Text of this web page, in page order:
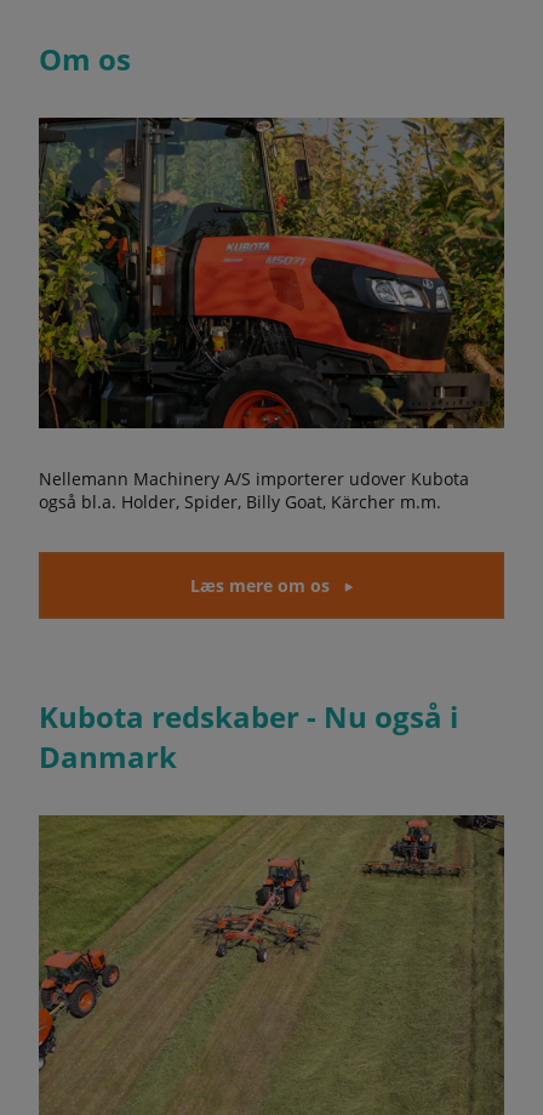
Om os
Nellemann Machinery A/S importerer udover Kubota
også bl.a. Holder, Spider, Billy Goat, Kärcher m.m.
Læs mere om os
Kubota redskaber - Nu også i
Danmark